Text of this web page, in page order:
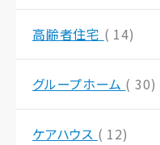
高齢者住宅 ( 14)
グループホーム ( 30)
ケアハウス ( 12)